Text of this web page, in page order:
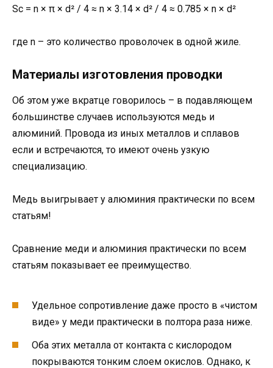
Sc = n × π × d² / 4 ≈ n × 3.14 × d² / 4 ≈ 0.785 × n × d²
где n – это количество проволочек в одной жиле.
Материалы изготовления проводки
Об этом уже вкратце говорилось – в подавляющем
большинстве случаев используются медь и
алюминий. Провода из иных металлов и сплавов
если и встречаются, то имеют очень узкую
специализацию.
Медь выигрывает у алюминия практически по всем
статьям!
Сравнение меди и алюминия практически по всем
статьям показывает ее преимущество.
Удельное сопротивление даже просто в «чистом
виде» у меди практически в полтора раза ниже.
Оба этих металла от контакта с кислородом
покрываются тонким слоем окислов. Однако, к